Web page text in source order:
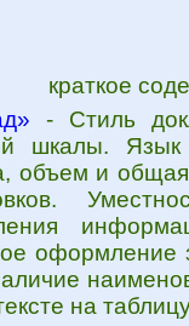
краткое
- Стиль
шкалы.
объем и
оформление
на